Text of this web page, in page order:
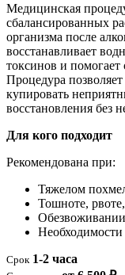
Медицинская
сбалансированных
организма после
восстанавливает
токсинов и
Процедура
купировать
восстановления без
Для кого подходит
Рекомендована при:
Тяжелом
Тошноте,
Необходимости
Срок 1-2 часа